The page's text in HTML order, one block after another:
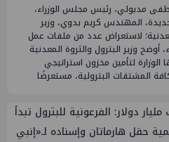
مدبولي، رئيس مجلس الوزراء،
المهندس كريم بدوي، وزير
لاستعراض عدد من ملفات عمل
أوضح وزير البترول والثروة المعدنية
الوزارة لتأمين مخزون استراتيجي
المشتقات البترولية، مستعرضًا
دولار: الفرعونية للبترول تبدأ
حقل هارماتان وإسناده لـ«إنبي